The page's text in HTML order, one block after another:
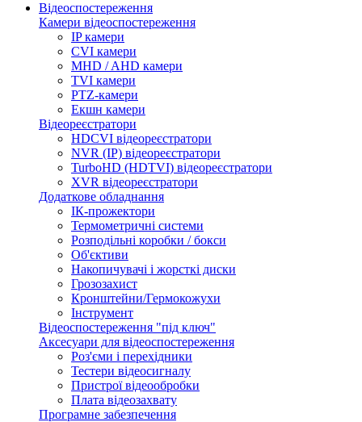
Відеоспостереження
Камери відеоспостереження
IP камери
CVI камери
MHD / AHD камери
TVI камери
PTZ-камери
Екшн камери
Відеореєстратори
HDCVI відеореєстратори
NVR (IP) відеореєстратори
TurboHD (HDTVI) відеореєстратори
XVR відеореєстратори
Додаткове обладнання
ІК-прожектори
Термометричні системи
Розподільні коробки / бокси
Об'єктиви
Накопичувачі і жорсткі диски
Грозозахист
Кронштейни/Гермокожухи
Інструмент
Відеоспостереження "під ключ"
Аксесуари для відеоспостереження
Роз'єми і перехідники
Тестери відеосигналу
Пристрої відеообробки
Плата відеозахвату
Програмне забезпечення